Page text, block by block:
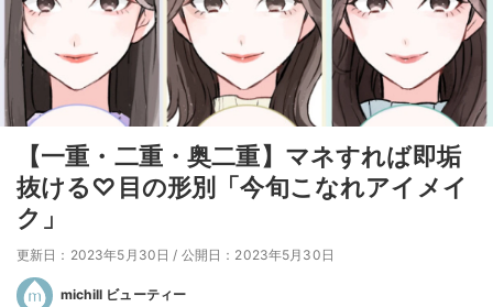
【一重・二重・奥二重】マネすれば即垢
抜ける♡目の形別「今旬こなれアイメイ
ク」
更新日：2023年5月30日 / 公開日：2023年5月30日
michill ビューティー